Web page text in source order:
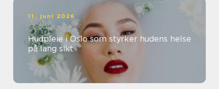
11. juni 2026
Hudpleie i Oslo som styrker hudens helse
på lang sikt